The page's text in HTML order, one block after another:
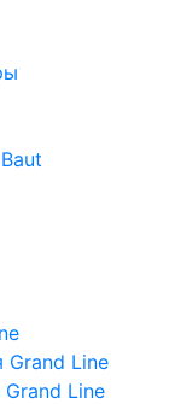
Line
Line